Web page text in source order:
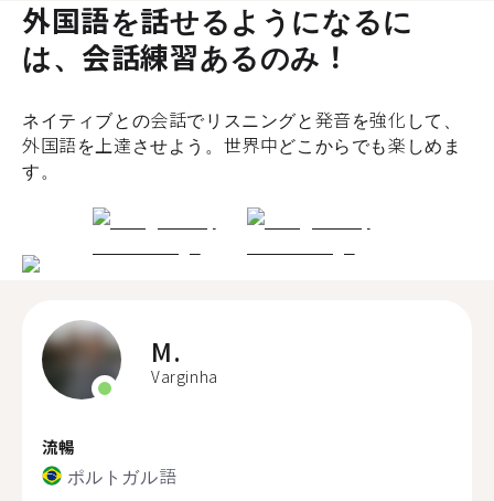
外国語を話せるようになるに
は、会話練習あるのみ！
ネイティブとの会話でリスニングと発音を強化して、
外国語を上達させよう。世界中どこからでも楽しめま
す。
M.
Varginha
流暢
ポルトガル語